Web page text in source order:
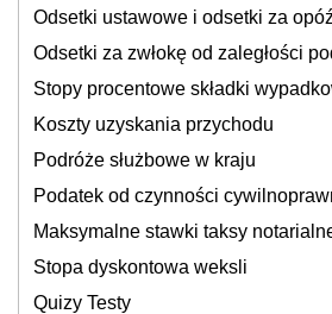
Odsetki ustawowe i odsetki za
Odsetki za zwłokę od zaległości
Stopy procentowe składki
Koszty uzyskania przychodu
Podróże służbowe w kraju
Podatek od czynności
Maksymalne stawki taksy
Stopa dyskontowa weksli
Quizy Testy